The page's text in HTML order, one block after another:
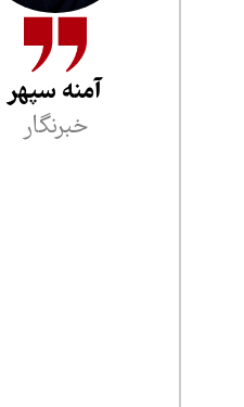
آمنه سپهر
خبرنگار